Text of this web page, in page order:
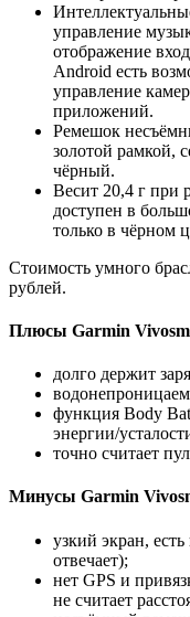
управление
отображение
Android есть
управление
приложений.
Ремешок
золотой рамкой,
чёрный.
Весит 20,4 г при
доступен в
только в чёрном
Стоимость умного
рублей.
Плюсы Garmin
долго держит
функция Body
энергии/
точно считает
Минусы Garmin
узкий экран,
отвечает);
нет GPS и
не считает